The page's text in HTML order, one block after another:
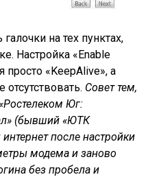
на тех пунктах,
Настройка «Enable
«KeepAlive», а
Совет тем,
Юг:
(бывший «ЮТК
после настройки
модема и заново
без пробела и